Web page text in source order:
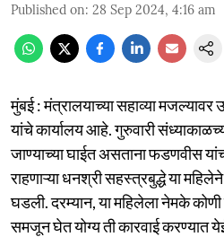
Published on: 28 Sep 2024, 4:16 am
मुंबई : मंत्रालयाच्या सहाव्या
यांचे कार्यालय आहे. गुरुवारी
जाण्याच्या घाईत असताना फडणवीस
राहणाऱ्या धनश्री सहस्त्रबुद्धे या
घडली. दरम्यान, या महिलेला नेमके
समजून घेत योग्य ती कारवाई करण्यात